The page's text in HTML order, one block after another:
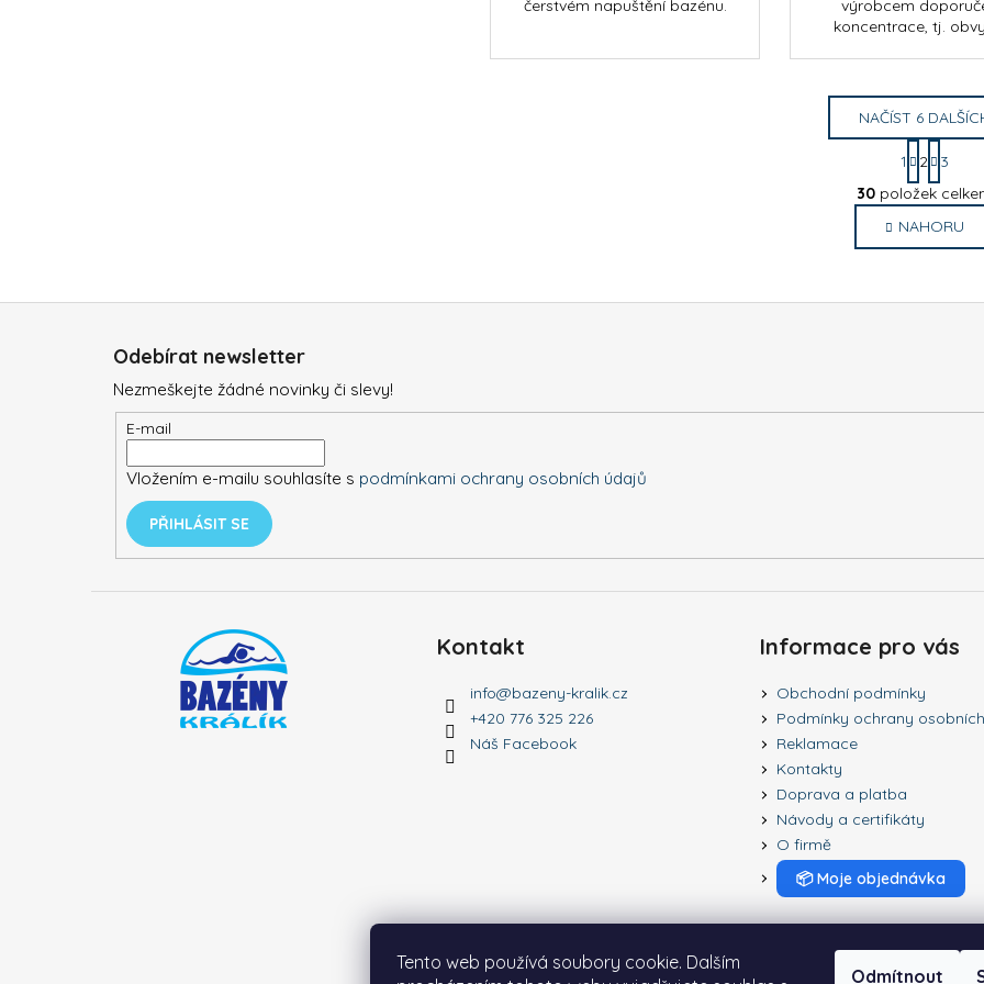
Tento web používá soubory cookie. Dalším
Odmítnout
čerstvém napuštění bazénu.
výrobcem
koncentrace, tj.
O
v
l
á
a
i
s
NAČÍST 6
S
t
r
á
n
k
1 2
3
30 položek
NAHORU
Odebírat newsletter
Nezmeškejte žádné novinky či slevy!
E-mail
Vložením e-mailu souhlasíte s podmínkami ochrany osobních údajů
PŘIHLÁSIT SE
Kontakt
info@bazeny-kralik.cz
+420 776 325 226
Náš Facebook
Informace pro vás
Obchodní podmínky
Podmínky ochrany
Reklamace
Kontakty
Doprava a platba
Návody a certifikáty
O firmě
📦Moje objednávka